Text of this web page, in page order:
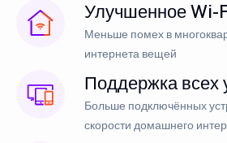
Улучшенное Wi-
Меньше помех в
интернета вещей
Поддержка всех
Больше подключённых
скорости домашнего